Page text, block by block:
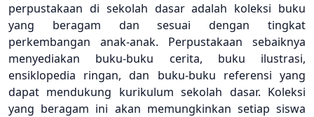
perpustakaan di sekolah dasar adalah koleksi buku
yang beragam dan sesuai dengan tingkat
perkembangan anak-anak. Perpustakaan sebaiknya
menyediakan buku-buku cerita, buku ilustrasi,
ensiklopedia ringan, dan buku-buku referensi yang
dapat mendukung kurikulum sekolah dasar. Koleksi
yang beragam ini akan memungkinkan setiap siswa